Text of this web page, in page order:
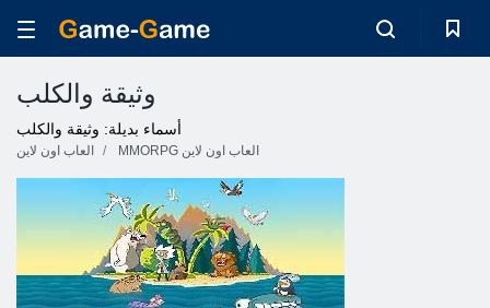
وثيقة والكلب
أسماء بديلة: وثيقة والكلب
العاب اون لاين MMORPG العاب اون لاين